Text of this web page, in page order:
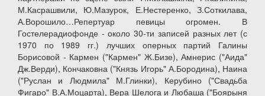
М.Касрашвили, Ю.Мазурок, Е.Нестеренко, З.Соткилава,
А.Ворошило…Репертуар певицы огромен. В
Гостелерадиофонде - около 30-ти записей разных лет (с
1970 по 1989 гг.) лучших оперных партий Галины
Борисовой - Кармен ("Кармен" Ж.Бизе), Амнерис ("Аида"
Дж.Верди), Кончаковна ("Князь Игорь" А.Бородина), Наина
("Руслан и Людмила" М.Глинки), Керубино ("Свадьба
Фигаро" В.А.Моцарта), Вера Шелога и Любаша ("Боярыня